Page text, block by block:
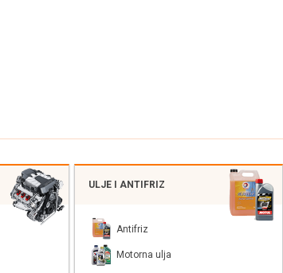
ULJE I ANTIFRIZ
Antifriz
Motorna ulja